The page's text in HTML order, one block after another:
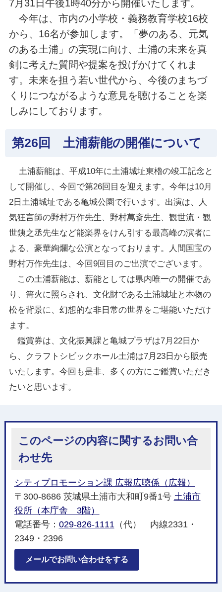
7月31日午後1時40分から開催いたします。
今年は、市内の小学校・義務教育学校16校
から、16名が参加します。「夢のある、元気
のある土浦」の実現に向け、土浦の未来を真
剣に考えた質問や提案を投げかけてくれま
す。未来を担う若い世代から、今後のまちづ
くりにつながるような意見を聴けることを楽
しみにしております。
第26回 土浦薪能の開催について
土浦薪能は、平成10年に土浦城址東櫓の竣工記念と
して開催し、今回で第26回目を迎えます。今年は10月
2日土浦城址である亀城公園で行います。出演は、人
気狂言師の野村万作先生、野村萬斎先生、観世流・観
世銕之丞先生など能楽界をけん引する最高峰の演者に
よる、豪華絢爛な公演となっております。人間国宝の
野村万作先生は、今回9回目のご出演でございます。
この土浦薪能は、薪能としては県内唯一の開催であ
り、篝火に照らされ、文化財である土浦城址と本物の
松を背景に、幻想的な非日常の世界をご堪能いただけ
ます。
鑑賞券は、文化振興課と亀城プラザは7月22日か
ら、クラフトシビックホール土浦は7月23日から販売
いたします。今回も是非、多くの方にご鑑賞いただき
たいと思います。
このページの内容に関するお問い合
わせ先
シティプロモーション課 広報広聴係（広報）
〒300-8686 茨城県土浦市大和町9番1号 土浦市
役所（本庁舎 3階）
電話番号： 029-826-1111（代） 内線2331・
2349・2396
メールでお問い合わせをする